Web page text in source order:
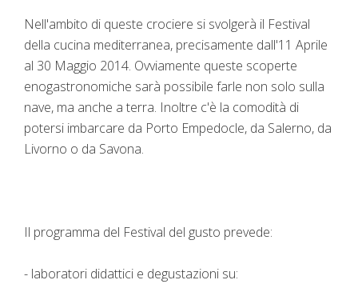
Nell'ambito di queste crociere si svolgerà il Festival
della cucina mediterranea, precisamente dall'11 Aprile
al 30 Maggio 2014. Ovviamente queste scoperte
enogastronomiche sarà possibile farle non solo sulla
nave, ma anche a terra. Inoltre c'è la comodità di
potersi imbarcare da Porto Empedocle, da Salerno, da
Livorno o da Savona.
Il programma del Festival del gusto prevede:
- laboratori didattici e degustazioni su: